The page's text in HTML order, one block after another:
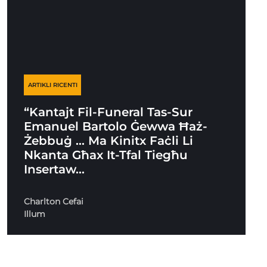
ARTIKLI RICENTI
“Kantajt Fil-Funeral Tas-Sur
Emanuel Bartolo Ġewwa Ħaż-
Żebbuġ … Ma Kinitx Faċli Li
Nkanta Għax It-Tfal Tiegħu
Insertaw…
Charlton Cefai
Illum